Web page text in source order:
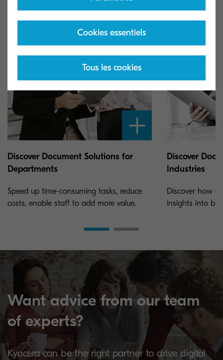
Discover Document Solutions for
Departments
Speed up time-consuming tasks, reduce
costs, enable staff to add more value.
Discover
Industries
Discover how
insights into
Want advice from our team
of experts?
Kyocera can be the right partner to drive digital
Cookies essentiels
Tous les cookies